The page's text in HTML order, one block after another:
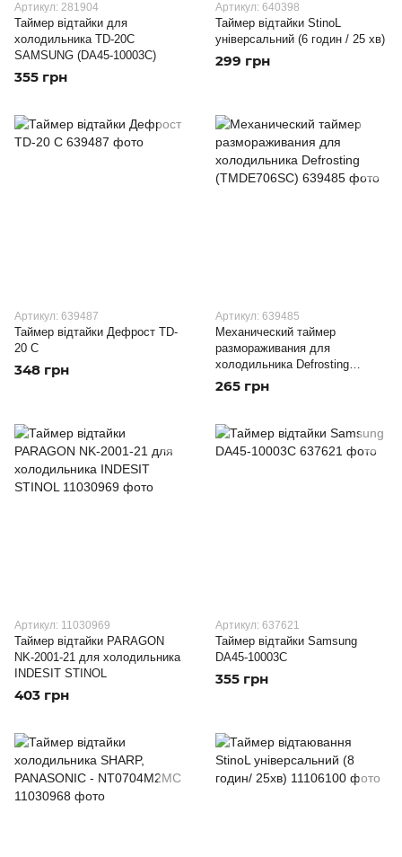
Артикул: 281904
Таймер відтайки для
холодильника TD-20C
SAMSUNG (DA45-10003C)
355 грн
Артикул: 640398
Таймер відтайки StinoL
універсальний (6 годин / 25 хв)
299 грн
Артикул: 639487
Таймер відтайки Дефрост TD-
20 C
348 грн
Артикул: 639485
Механический таймер
размораживания для
холодильника Defrosting
(TMDE706SC)
265 грн
Артикул: 11030969
Таймер відтайки PARAGON
NK-2001-21 для холодильника
INDESIT STINOL
403 грн
Артикул: 637621
Таймер відтайки Samsung
DA45-10003C
355 грн